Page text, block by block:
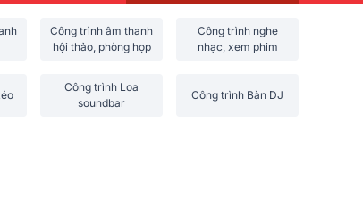
Công trình âm thanh
hội thảo, phòng họp
Công trình nghe
nhạc, xem phim
Công trình Loa
soundbar
Công trình Bàn DJ